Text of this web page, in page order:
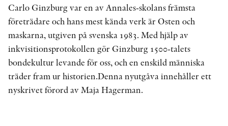
Carlo Ginzburg var en av Annales-skolans främsta
företrädare och hans mest kända verk är Osten och
maskarna, utgiven på svenska 1983. Med hjälp av
inkvisitionsprotokollen gör Ginzburg 1500-talets
bondekultur levande för oss, och en enskild människa
träder fram ur historien.Denna nyutgåva innehåller ett
nyskrivet förord av Maja Hagerman.